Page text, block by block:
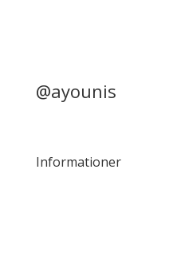
@ayounis
Informationer